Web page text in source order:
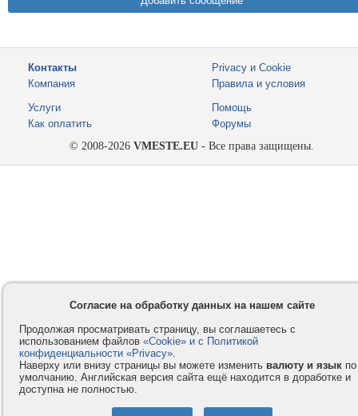
Контакты
Компания
Privacy и Cookie
Правила и условия
Услуги
Как оплатить
Помощь
Форумы
© 2008-2026 VMESTE.EU - Все права защищены.
Согласие на обработку данных на нашем сайте
Продолжая просматривать страницу, вы соглашаетесь с
использованием файлов «Cookie» и с Политикой
конфиденциальности «Privacy».
Наверху или внизу страницы вы можете изменить валюту и язык по
умолчанию. Английская версия сайта ещё находится в доработке и
доступна не полностью.